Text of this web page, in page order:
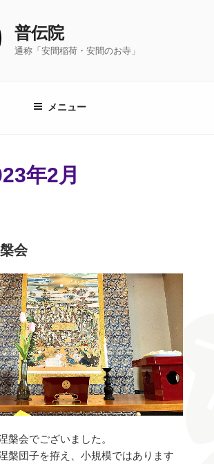
普伝院
通称「安間稲荷・安間のお寺」
メニュー
年2月
会
槃会でございました。
槃団子を拵え、小規模ではあります